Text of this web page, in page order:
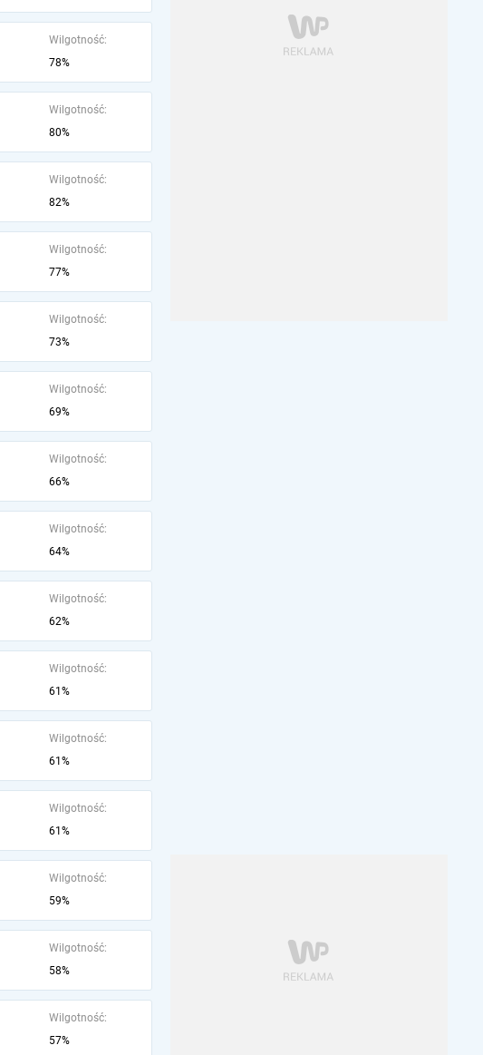
Wilgotność:
78%
Wilgotność:
80%
Wilgotność:
82%
Wilgotność:
77%
Wilgotność:
73%
Wilgotność:
69%
Wilgotność:
66%
Wilgotność:
64%
Wilgotność:
62%
Wilgotność:
61%
Wilgotność:
61%
Wilgotność:
61%
Wilgotność:
59%
Wilgotność:
58%
Wilgotność:
57%